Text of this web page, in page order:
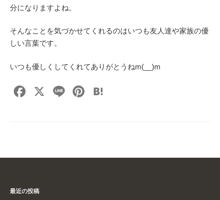
分になりますよね。
そんなことを気づかせてくれるのはいつも友人達や家族の優
しい言葉です。
いつも優しくしてくれてありがとうねm(__)m
F
b
o
X
Li
Pi
st a
最近の投稿